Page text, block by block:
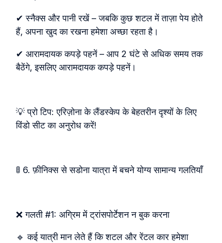
✔ स्नैक्स और पानी रखें – जबकि कुछ शटल में ताज़ा पेय होते
हैं, अपना खुद का रखना हमेशा अच्छा रहता है।
✔ आरामदायक कपड़े पहनें – आप 2 घंटे से अधिक समय तक
बैठेंगे, इसलिए आरामदायक कपड़े पहनें।
💡 प्रो टिप: एरिज़ोना के लैंडस्केप के बेहतरीन दृश्यों के लिए
विंडो सीट का अनुरोध करें!
🚦 6. फ़ीनिक्स से सडोना यात्रा में बचने योग्य सामान्य गलतियाँ
❌ गलती #1: अग्रिम में ट्रांसपोर्टेशन न बुक करना
🔹 कई यात्री मान लेते हैं कि शटल और रेंटल कार हमेशा